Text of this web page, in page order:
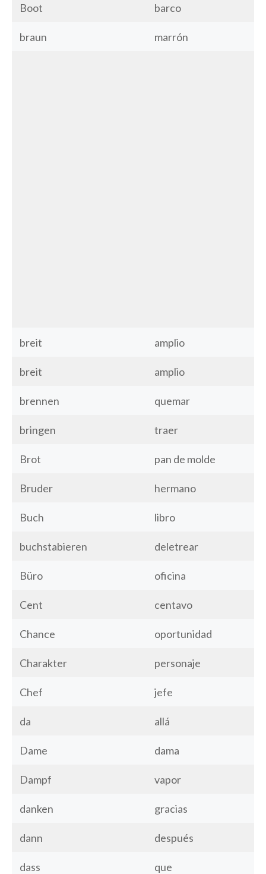
Boot barco
braun marrón
breit amplio
breit amplio
brennen quemar
bringen traer
Brot pan de molde
Bruder hermano
Buch libro
buchstabieren deletrear
Büro oficina
Cent centavo
Chance oportunidad
Charakter personaje
Chef jefe
da allá
Dame dama
Dampf vapor
danken gracias
dann después
dass que